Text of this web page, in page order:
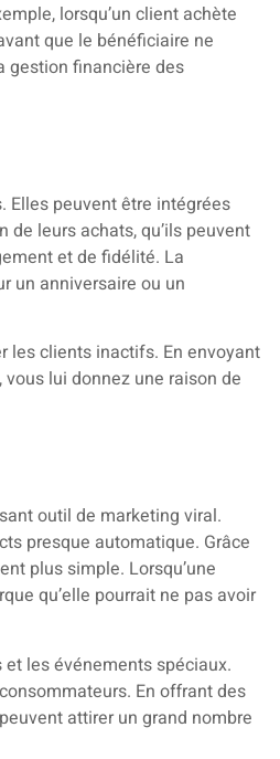
lorsqu’un client achète
que le bénéficiaire ne
gestion financière des
Elles peuvent être intégrées
leurs achats, qu’ils peuvent
et de fidélité. La
un anniversaire ou un
les clients inactifs. En envoyant
lui donnez une raison de
outil de marketing viral.
presque automatique. Grâce
plus simple. Lorsqu’une
qu’elle pourrait ne pas avoir
les événements spéciaux.
En offrant des
attirer un grand nombre